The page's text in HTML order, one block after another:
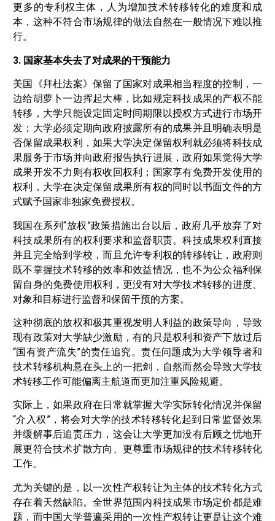
更多的专利权主体，人为增加技术转移转化的难度和成
本，这种不符合市场规律的做法自然在一般情况下难以推
行。
3. 国家基本失去了对成果的干预能力
美国《拜杜法案》保留了国家对成果相当程度的控制，一
边给胡萝卜一边挥起大棒，比如规定科技成果的产权不能
转移，大学只能设定固定时间期限以授权方式进行市场开
发；大学必须定期向政府披露所有的成果并且明确表明是
否保留成果权利，如果大学决定保留权利就必须将科技成
果服务于市场并向政府报告执行进展，政府如果觉得大学
成果开发不力则有权收回权利；国家享有免费开发使用的
权利，大学在决定保留成果所有权的同时以书面文件的方
式赋予国家非独家免费授权。
我国在系列“放权”政策措施出台以后，政府几乎放弃了对
科技成果所有的权利要求和监督职责。科技成果权利直接
并且完全给到学校，而且允许专利权的转移转让，政府则
既不掌握技术转移的效率和效益情况，也不为公众福利保
留自身的免费使用权利，更没有对大学技术转移的进度、
对象和目标进行监督和保留干预的方案。
这种彻底的放权和极其重视发明人利益的政策导向，导致
现有政策对大学缺少激励，有的只是权利和资产下放过后
“国有资产流失”的责任追究。责任问题成为大学领导者和
技术转移机构悬在头上的一把剑，自然而然会导致大学技
术转移工作可能偏离主航道而更加注重风险规避。
实际上，如果政府在日常就掌握大学实际转化情况并保留
“介入权”，将会对大学的技术转移转化起到日常监督效果
并缓解事后追责压力，这会让大学更加没有后顾之忧地开
展更符合技术扩散方向、更尊重市场规律的技术转移转化
工作。
尤为关键的是，以一次性产权转让为主体的技术转化方式
存在着天然缺陷。全世界范围内科技成果市场定价都是难
题，而中国大学普遍采用的一次性产权转让更是让这个难